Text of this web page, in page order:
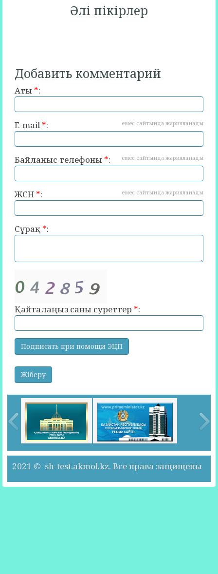
Әлі пікірлер
Добавить комментарий
Аты *:
E-mail*: емес сайтында жарияланады
Байланыс телефоны *: емес сайтында жарияланады
ЖСН *: емес сайтында жарияланады
Сұрақ *:
Қайталаңыз саны суреттер *:
2021 © sh-test.akmol.kz. Все права защищены